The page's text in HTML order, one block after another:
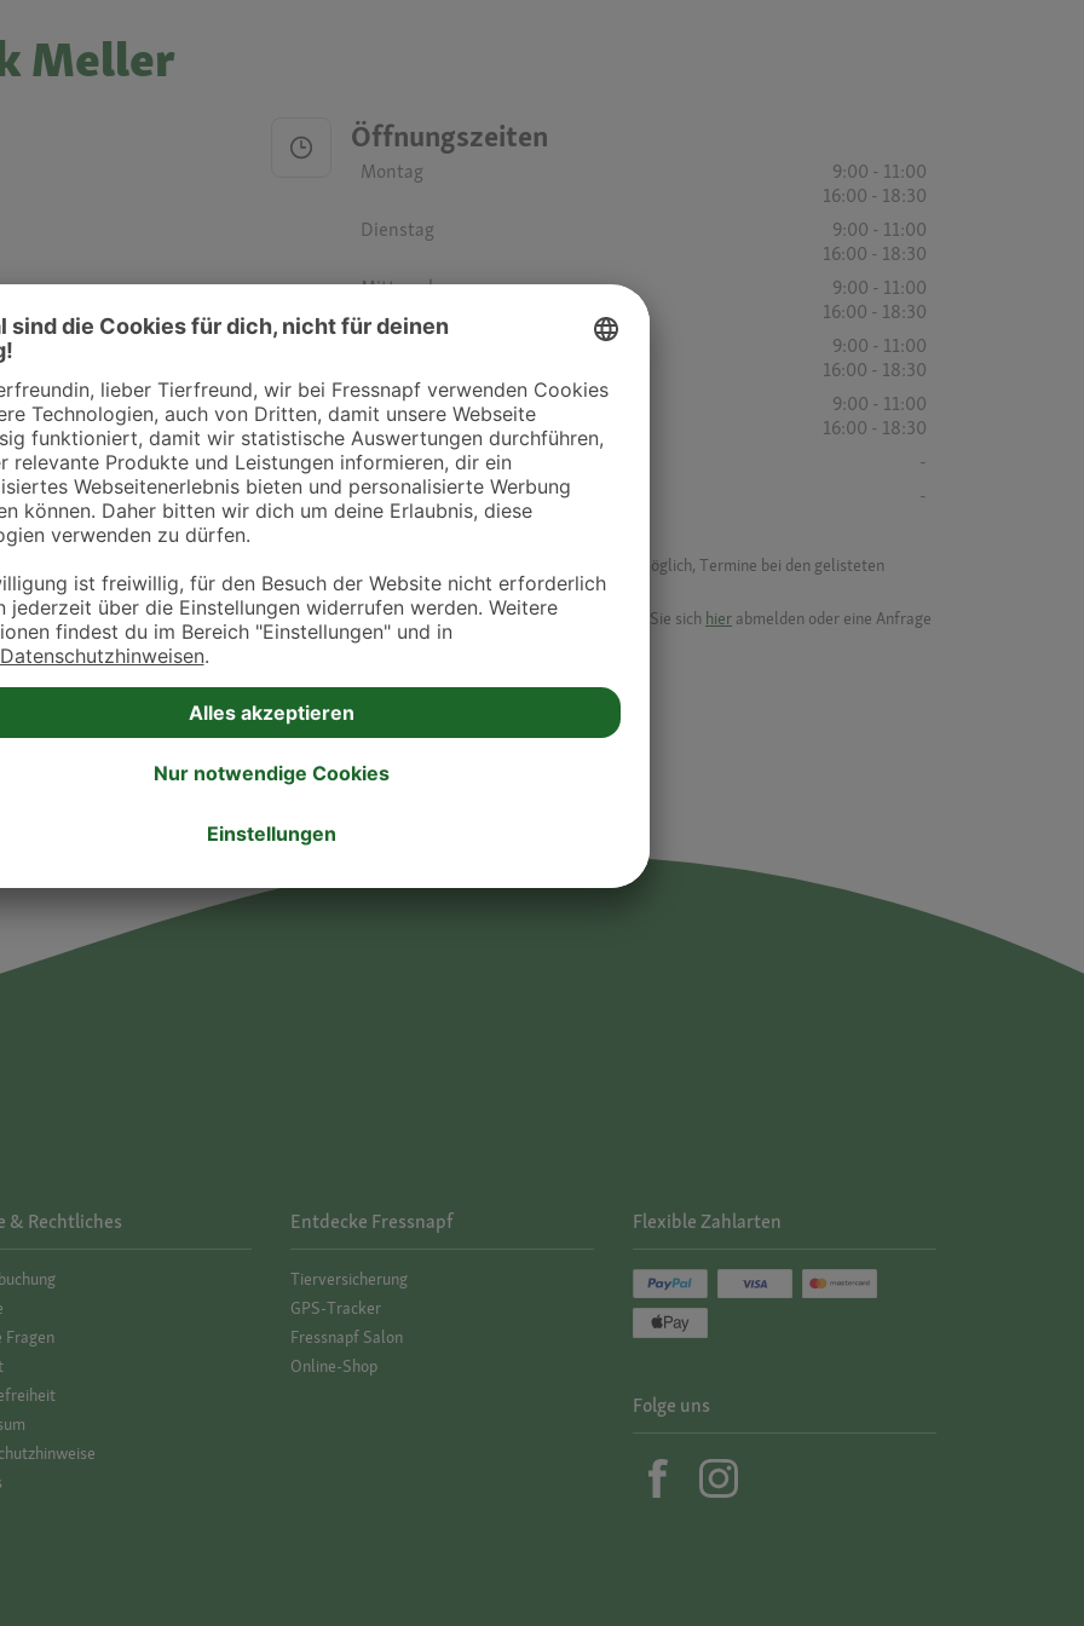
Meller
Öffnungszeiten
Montag
9:00 - 11:00
16:00 - 18:30
Dienstag
9:00 - 11:00
16:00 - 18:30
Mittwoch
9:00 - 11:00
16:00 - 18:30
9:00 - 11:00
16:00 - 18:30
Freitag
9:00 - 11:00
16:00 - 18:30
Samstag
-
Sonntag
-
und Kliniken in deiner Nähe übersichtlich anzuzeigen. Über Dr. Fressnapf ist es nicht möglich, Termine bei den gelisteten
zu treten. Bitte wende dich hierfür direkt an die jeweilige Praxis oder Klinik.
Tierarztsuche als Praxis gelistet werden oder Ihre Daten ändern möchten, können Sie sich hier abmelden oder eine Anfrage
& Rechtliches
Fragen
Entdecke Fressnapf
Tierversicherung
GPS-Tracker
Fressnapf Salon
Online-Shop
Flexible Zahlarten
Folge uns